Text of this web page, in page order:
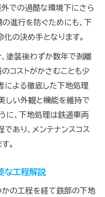
での過酷な環境下にさら
進行を防ぐためにも、下
の決め手となります。
塗装後わずか数年で剥離
コストがかさむことも少
による徹底した下地処理
しい外観と機能を維持で
に、下地処理は鉄道車両
あり、メンテナンスコス
。
な工程解説
かの工程を経て鉄部の下地